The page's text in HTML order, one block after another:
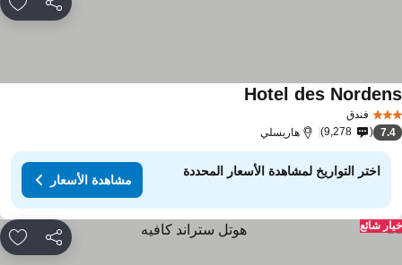
مشاركة
فندق
Hotel des
7.4
9,278 هاريسلي
اختر التواريخ لمشاهدة الأسعار المحددة
مشاهدة الأسعار
مشاركة
شائع